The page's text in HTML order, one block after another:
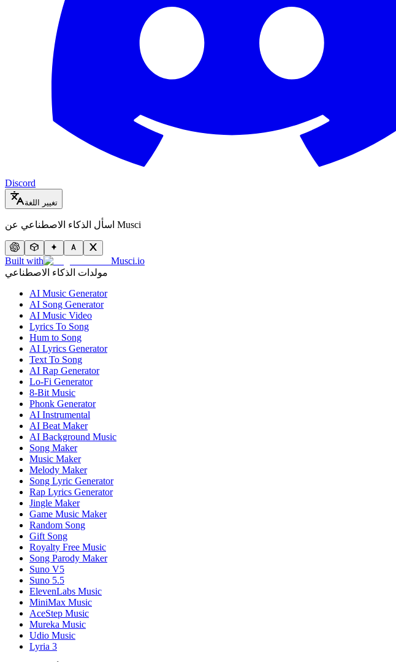
Discord
تغيير اللغة
اسأل الذكاء الاصطناعي عن Musci
Built with
Musci.io
مولدات الذكاء الاصطناعي
AI Music Generator
AI Song Generator
AI Music Video
Lyrics To Song
Hum to Song
AI Lyrics Generator
Text To Song
AI Rap Generator
Lo-Fi Generator
8-Bit Music
Phonk Generator
AI Instrumental
AI Beat Maker
AI Background Music
Song Maker
Music Maker
Melody Maker
Song Lyric Generator
Rap Lyrics Generator
Jingle Maker
Game Music Maker
Random Song
Gift Song
Royalty Free Music
Song Parody Maker
Suno V5
Suno 5.5
ElevenLabs Music
MiniMax Music
AceStep Music
Mureka Music
Udio Music
Lyria 3